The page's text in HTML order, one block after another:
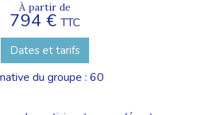
À partir de
794 €TTC
Dates et tarifs
du groupe : 60